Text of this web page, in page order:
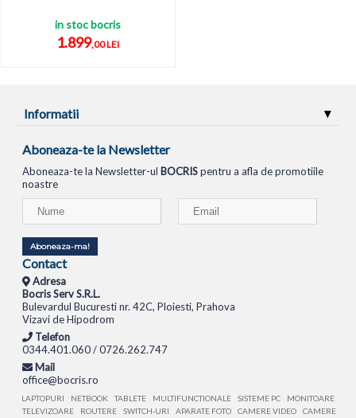
in stoc bocris
1.899,00 LEI
Informatii
Aboneaza-te la Newsletter
Aboneaza-te la Newsletter-ul BOCRISpentru a afla de promotiile
noastre
Aboneaza-ma!
Contact
Adresa
Bocris Serv S.R.L.
Bulevardul Bucuresti nr. 42C, Ploiesti, Prahova
Vizavi de Hipodrom
Telefon
0344.401.060 / 0726.262.747
Mail
office@bocris.ro
LAPTOPURI NETBOOK TABLETE MULTIFUNCTIONALE SISTEME PC
MONITOARE
TELEVIZOARE
ROUTERE SWITCH-URI APARATE FOTO CAMERE VIDEO CAMERE